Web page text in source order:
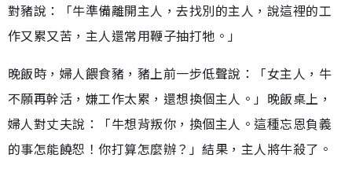
對豬說：「牛準備離開主人，去找別的主人，說這裡的工
作又累又苦，主人還常用鞭子抽打牠。」
晚飯時，婦人餵食豬，豬上前一步低聲說：「女主人，牛
不願再幹活，嫌工作太累，還想換個主人。」晚飯桌上，
婦人對丈夫說：「牛想背叛你，換個主人。這種忘恩負義
的事怎能饒恕！你打算怎麼辦？」結果，主人將牛殺了。